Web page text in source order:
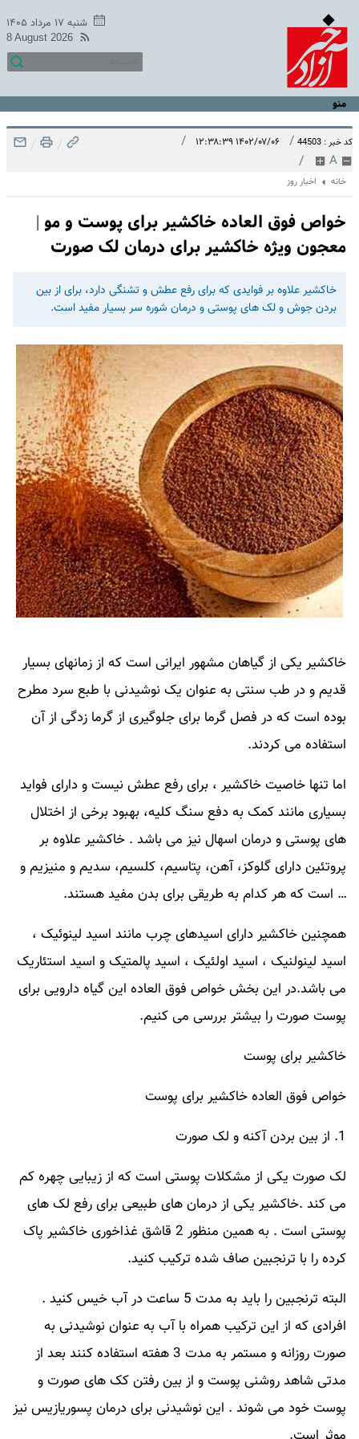
شنبه ۱۷ مرداد ۱۴۰۵
8 August 2026
منو
کد خبر : 44503 / ۱۴۰۲/۰۷/۰۶ ۱۲:۳۸:۳۹ /
A
/
/
/
خانه اخبار روز
خواص فوق العاده خاکشیر برای پوست و مو |
معجون ویژه خاکشیر برای درمان لک صورت
خاکشیر علاوه بر فوایدی که برای رفع عطش و تشنگی دارد، برای از بین
بردن جوش و لک های پوستی و درمان شوره سر بسیار مفید است.
خاکشیر یکی از گیاهان مشهور ایرانی است که از زمانهای بسیار
قدیم و در طب سنتی به عنوان یک نوشیدنی با طبع سرد مطرح
بوده است که در فصل گرما برای جلوگیری از گرما زدگی از آن
استفاده می کردند.
اما تنها خاصیت خاکشیر ، برای رفع عطش نیست و دارای فواید
بسیاری مانند کمک به دفع سنگ کلیه، بهبود برخی از اختلال
های پوستی و درمان اسهال نیز می باشد . خاکشیر علاوه بر
پروتئین دارای گلوکز، آهن، پتاسیم، کلسیم، سدیم و منیزیم و
… است که هر کدام به طریقی برای بدن مفید هستند.
همچنین خاکشیر دارای اسیدهای چرب مانند اسید لینوئیک ،
اسید لینولنیک ، اسید اولئیک ، اسید پالمتیک و اسید استئاریک
می باشد.در این بخش خواص فوق العاده این گیاه دارویی برای
پوست صورت را بیشتر بررسی می کنیم.
خاکشیر برای پوست
خواص فوق العاده خاکشیر برای پوست
1. از بین بردن آکنه و لک صورت
لک صورت یکی از مشکلات پوستی است که از زیبایی چهره کم
می کند .خاکشیر یکی از درمان های طبیعی برای رفع لک های
پوستی است . به همین منظور 2 قاشق غذاخوری خاکشیر پاک
کرده را با ترنجبین صاف شده ترکیب کنید.
البته ترنجبین را باید به مدت 5 ساعت در آب خیس کنید .
افرادی که از این ترکیب همراه با آب به عنوان نوشیدنی به
صورت روزانه و مستمر به مدت 3 هفته استفاده کنند بعد از
مدتی شاهد روشنی پوست و از بین رفتن کک های صورت و
پوست خود می شوند . این نوشیدنی برای درمان پسوریازیس نیز